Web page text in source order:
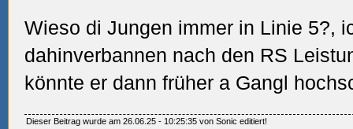
Wieso di Jungen immer in Linie 5?,
dahinverbannen nach den RS
könnte er dann früher a Gangl
Dieser Beitrag wurde am 26.06.25 - 10:25:35 von Sonic editiert!